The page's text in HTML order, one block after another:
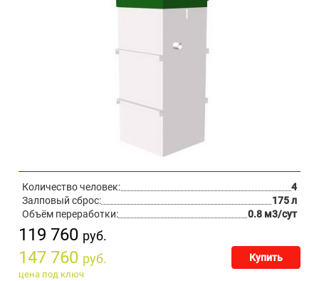
Количество человек:
4
Залповый сброс:
175 л
Объём переработки:
0.8 м3/сут
119 760 руб.
147 760 руб. Купить
цена под ключ